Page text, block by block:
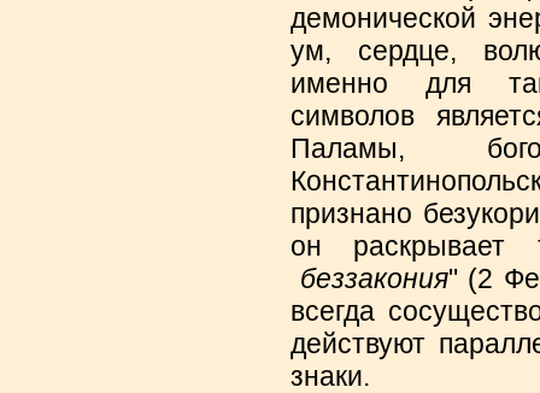
демонической
ум, сердце,
именно для
символов
Паламы,
признано
он
беззакония" (2
всегда
действуют
знаки.